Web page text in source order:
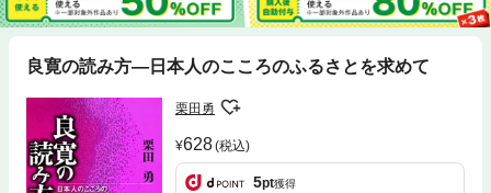
良寛の読み方—日本人のこころのふるさとを求めて
栗田勇
628(税込)
5pt獲得